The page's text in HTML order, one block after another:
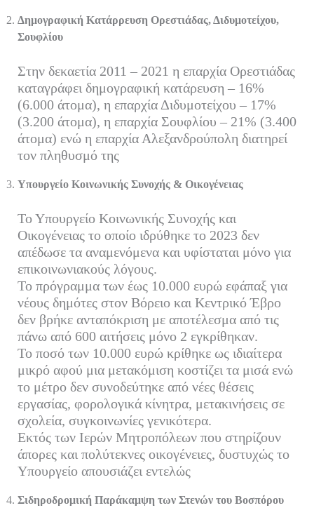
Δημογραφική Κατάρρευση Ορεστιάδας, Διδυμοτείχου,
Σουφλίου
Στην δεκαετία 2011 – 2021 η επαρχία Ορεστιάδας
καταγράφει δημογραφική κατάρευση – 16%
(6.000 άτομα), η επαρχία Διδυμοτείχου – 17%
(3.200 άτομα), η επαρχία Σουφλίου – 21% (3.400
άτομα) ενώ η επαρχία Αλεξανδρούπολη διατηρεί
τον πληθυσμό της
Υπουργείο Κοινωνικής Συνοχής & Οικογένειας
Το Υπουργείο Κοινωνικής Συνοχής και
Οικογένειας το οποίο ιδρύθηκε το 2023 δεν
απέδωσε τα αναμενόμενα και υφίσταται μόνο για
επικοινωνιακούς λόγους.
Το πρόγραμμα των έως 10.000 ευρώ εφάπαξ για
νέους δημότες στον Βόρειο και Κεντρικό Έβρο
δεν βρήκε ανταπόκριση με αποτέλεσμα από τις
πάνω από 600 αιτήσεις μόνο 2 εγκρίθηκαν.
Το ποσό των 10.000 ευρώ κρίθηκε ως ιδιαίτερα
μικρό αφού μια μετακόμιση κοστίζει τα μισά ενώ
το μέτρο δεν συνοδεύτηκε από νέες θέσεις
εργασίας, φορολογικά κίνητρα, μετακινήσεις σε
σχολεία, συγκοινωνίες γενικότερα.
Εκτός των Ιερών Μητροπόλεων που στηρίζουν
άπορες και πολύτεκνες οικογένειες, δυστυχώς το
Υπουργείο απουσιάζει εντελώς
Σιδηροδρομική Παράκαμψη των Στενών του Βοσπόρου